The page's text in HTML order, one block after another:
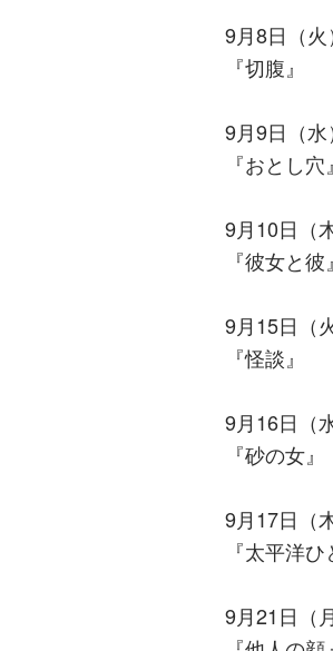
9月8日（
『切腹』
9月9日（
『おとし穴』
9月10日（
『彼女と彼』
9月15日（
『怪談』
9月16日（
『砂の女』
9月17日（
『太平洋
9月21日（